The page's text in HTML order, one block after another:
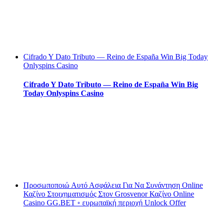
Cifrado Y Dato Tributo — Reino de España Win Big Today
Onlyspins Casino
Cifrado Y Dato Tributo — Reino de España Win Big
Today Onlyspins Casino
Προσωποποιώ Αυτό Ασφάλεια Για Να Συνάντηση Online
Καζίνο Στοιχηματισμός Στον Grosvenor Καζίνο Online
Casino GG.BET ◦ ευρωπαϊκή περιοχή Unlock Offer